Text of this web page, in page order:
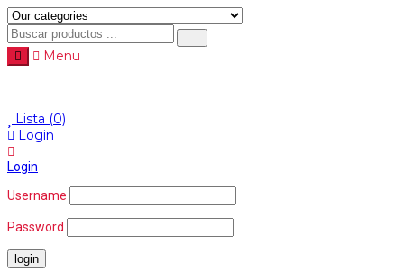
Menu
Lista (0)
Login
Login
Username
Password